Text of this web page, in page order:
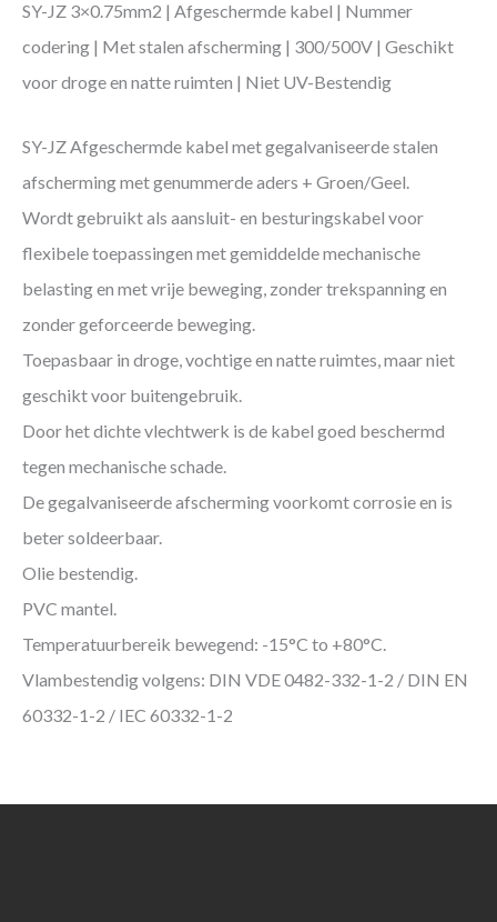
SY-JZ 3×0.75mm2 | Afgeschermde kabel | Nummer
codering | Met stalen afscherming | 300/500V | Geschikt
voor droge en natte ruimten | Niet UV-Bestendig
SY-JZ Afgeschermde kabel met gegalvaniseerde stalen
afscherming met genummerde aders + Groen/Geel.
Wordt gebruikt als aansluit- en besturingskabel voor
flexibele toepassingen met gemiddelde mechanische
belasting en met vrije beweging, zonder trekspanning en
zonder geforceerde beweging.
Toepasbaar in droge, vochtige en natte ruimtes, maar niet
geschikt voor buitengebruik.
Door het dichte vlechtwerk is de kabel goed beschermd
tegen mechanische schade.
De gegalvaniseerde afscherming voorkomt corrosie en is
beter soldeerbaar.
Olie bestendig.
PVC mantel.
Temperatuurbereik bewegend: -15°C to +80°C.
Vlambestendig volgens: DIN VDE 0482-332-1-2 / DIN EN
60332-1-2 / IEC 60332-1-2